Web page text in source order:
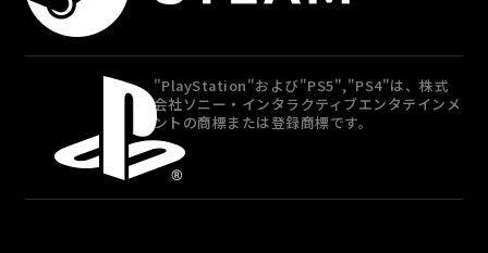
"PlayStation"および"PS5","PS4"は、株式
会社ソニー・インタラクティブエンタテインメ
ントの商標または登録商標です。